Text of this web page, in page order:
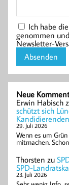
Ich habe
genommen
Newsletter-
Neue
Erwin Habisch
schützt sich
29. Juli 2026
Wenn es um
mitmachen.
Thorsten zu
SPD-
23. Juli 2026